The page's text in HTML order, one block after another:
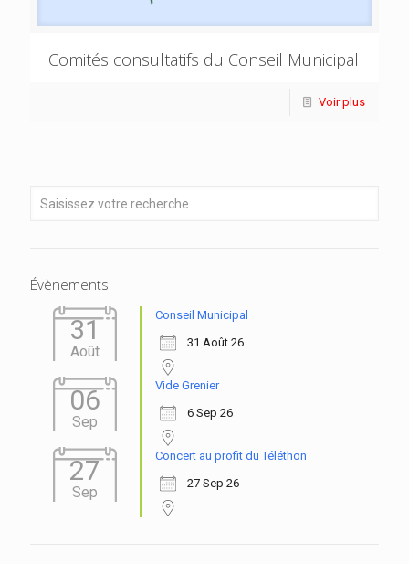
Comités consultatifs du Conseil Municipal
Voir plus
Évènements
31
Août
Conseil Municipal
31 Août 26
06
Sep
Vide Grenier
6 Sep 26
27
Sep
Concert au profit du Téléthon
27 Sep 26